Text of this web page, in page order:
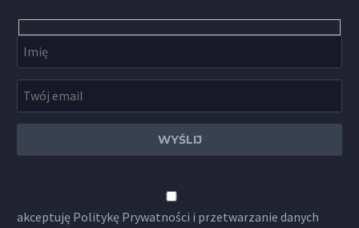
akceptuję Politykę Prywatności i przetwarzanie danych